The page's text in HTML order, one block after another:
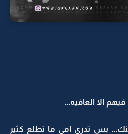
الا العافيه...
بس تدري امي ما تطلع كثير